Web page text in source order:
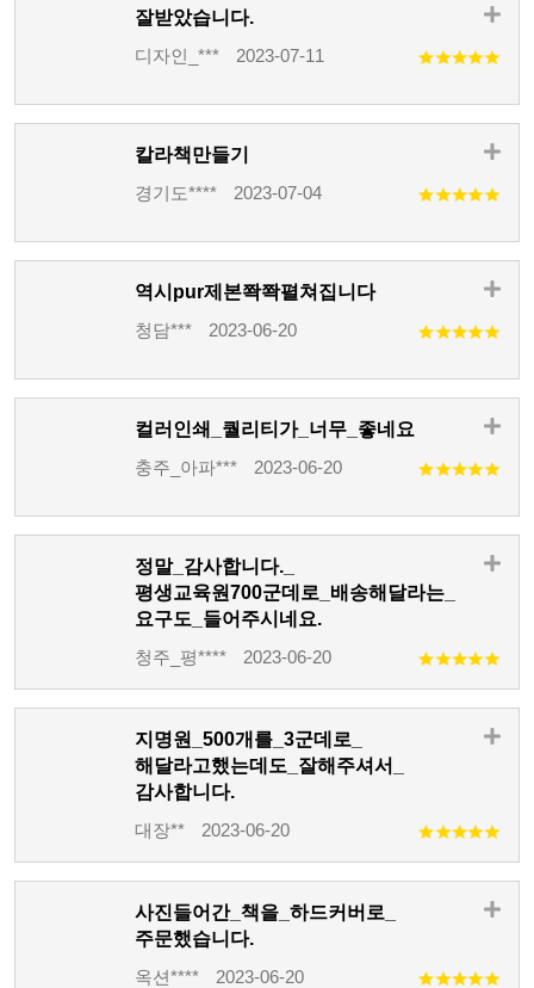
잘받았습니다.
디자인_***
2023-07-11
칼라책만들기
경기도****
2023-07-04
역시pur제본쫙쫙펼쳐집니다
청담***
2023-06-20
컬러인쇄_퀄리티가_너무_좋네요
충주_아파***
2023-06-20
정말_감사합니다._
평생교육원700군데로_배송해달라는_
요구도_들어주시네요.
청주_평****
2023-06-20
지명원_500개를_3군데로_
해달라고했는데도_잘해주셔서_
감사합니다.
대장**
2023-06-20
사진들어간_책을_하드커버로_
주문했습니다.
옥션****
2023-06-20